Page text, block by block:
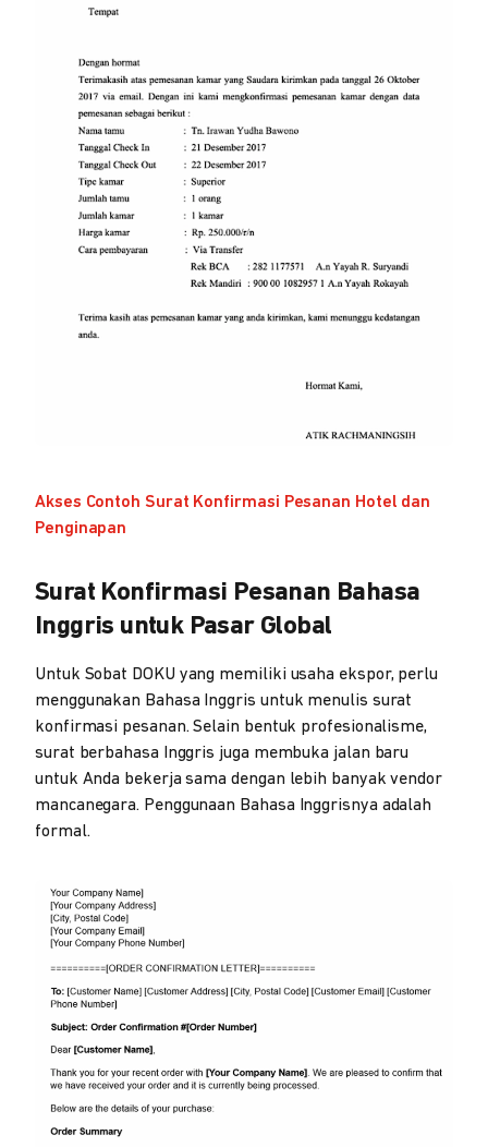
Akses Contoh Surat Konfirmasi Pesanan Hotel dan
Penginapan
Surat Konfirmasi Pesanan Bahasa
Inggris untuk Pasar Global
Untuk Sobat DOKU yang memiliki usaha ekspor, perlu
menggunakan Bahasa Inggris untuk menulis surat
konfirmasi pesanan. Selain bentuk profesionalisme,
surat berbahasa Inggris juga membuka jalan baru
untuk Anda bekerja sama dengan lebih banyak vendor
mancanegara. Penggunaan Bahasa Inggrisnya adalah
formal.